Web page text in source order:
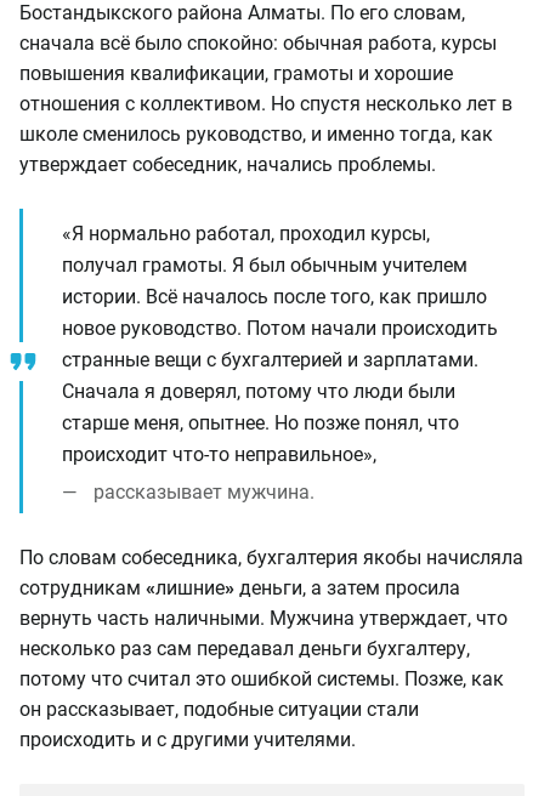
Бостандыкского района Алматы. По его словам,
сначала всё было спокойно: обычная работа, курсы
повышения квалификации, грамоты и хорошие
отношения с коллективом. Но спустя несколько лет в
школе сменилось руководство, и именно тогда, как
утверждает собеседник, начались проблемы.
«Я нормально работал, проходил курсы,
получал грамоты. Я был обычным учителем
истории. Всё началось после того, как пришло
новое руководство. Потом начали происходить
странные вещи с бухгалтерией и зарплатами.
Сначала я доверял, потому что люди были
старше меня, опытнее. Но позже понял, что
происходит что-то неправильное»,
рассказывает мужчина.
По словам собеседника, бухгалтерия якобы начисляла
сотрудникам «лишние» деньги, а затем просила
вернуть часть наличными. Мужчина утверждает, что
несколько раз сам передавал деньги бухгалтеру,
потому что считал это ошибкой системы. Позже, как
он рассказывает, подобные ситуации стали
происходить и с другими учителями.